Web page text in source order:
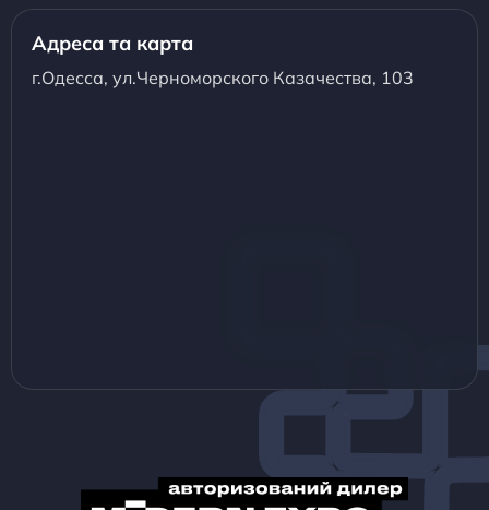
Адреса та карта
г.Одесса, ул.Черноморского Казачества, 103